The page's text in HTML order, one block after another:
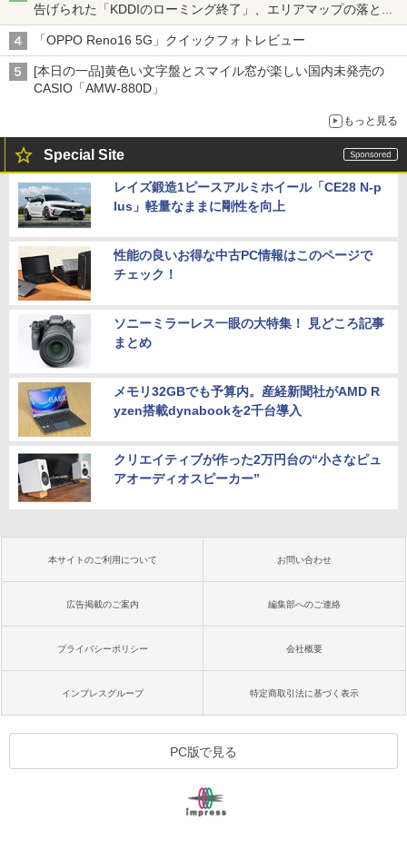
告げられた「KDDIのローミング終了」、エリアマップの落とし
穴と楽天モバイルの課題
「OPPO Reno16 5G」クイックフォトレビュー
[本日の一品]黄色い文字盤とスマイル窓が楽しい国内未発売の
CASIO「AMW-880D」
もっと見る
Special Site
レイズ鍛造1ピースアルミホイール「CE28 N-p
lus」軽量なままに剛性を向上
性能の良いお得な中古PC情報はこのページで
チェック！
ソニーミラーレス一眼の大特集！ 見どころ記事
まとめ
メモリ32GBでも予算内。産経新聞社がAMD R
yzen搭載dynabookを2千台導入
クリエイティブが作った2万円台の“小さなピュ
アオーディオスピーカー”
本サイトのご利用について お問い合わせ
広告掲載のご案内 編集部へのご連絡
プライバシーポリシー 会社概要
インプレスグループ 特定商取引法に基づく表示
PC版で見る